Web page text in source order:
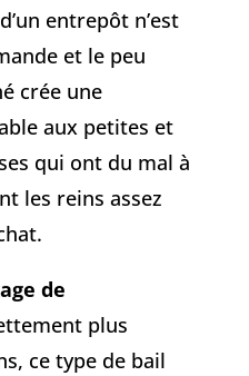
entrepôt n’est
et le peu
crée une
aux petites et
qui ont du mal à
les reins assez
de
plus
ce type de bail